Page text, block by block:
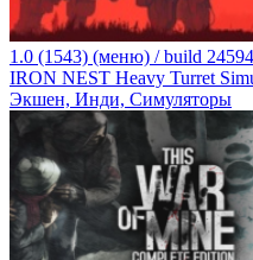
1.0 (1543) (меню) / build
IRON NEST Heavy Turret
Экшен, Инди, Симуляторы